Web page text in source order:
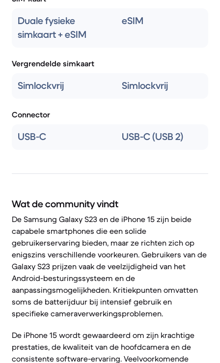
Duale fysieke
simkaart + eSIM
eSIM
Vergrendelde simkaart
Simlockvrij Simlockvrij
Connector
USB-C USB-C (USB 2)
Wat de community vindt
De Samsung Galaxy S23 en de iPhone 15 zijn beide
capabele smartphones die een solide
gebruikerservaring bieden, maar ze richten zich op
enigszins verschillende voorkeuren. Gebruikers van de
Galaxy S23 prijzen vaak de veelzijdigheid van het
Android-besturingssysteem en de
aanpassingsmogelijkheden. Kritiekpunten omvatten
soms de batterijduur bij intensief gebruik en
specifieke cameraverwerkingsproblemen.
De iPhone 15 wordt gewaardeerd om zijn krachtige
prestaties, de kwaliteit van de hoofdcamera en de
consistente software-ervaring. Veelvoorkomende